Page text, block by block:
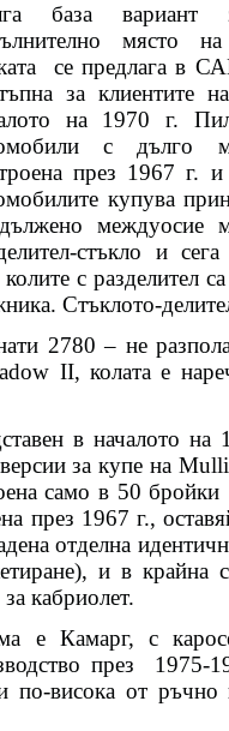
база вариант
място
се предлага в
за клиентите
на 1970 г.
с дълго
през 1967 г.
купува
междуосие
стъкло и
с разделител
Стъклото-
2780 – не
II, колата е
в началото на
за купе на
само в 50 бройки
през 1967 г.,
отделна
и в крайна
кабриолет.
е Камарг, с
през
1975-
висока от ръчно